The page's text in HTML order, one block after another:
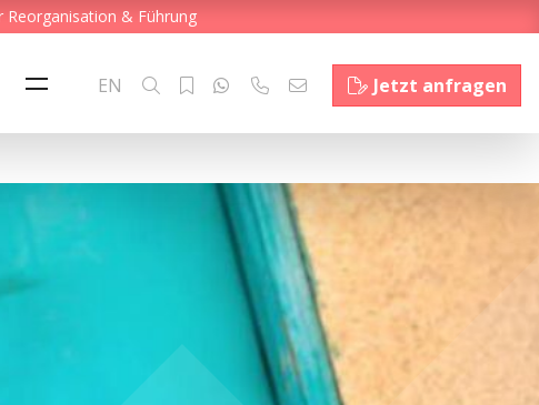
Reorganisation & Führung
EN Jetzt anfragen